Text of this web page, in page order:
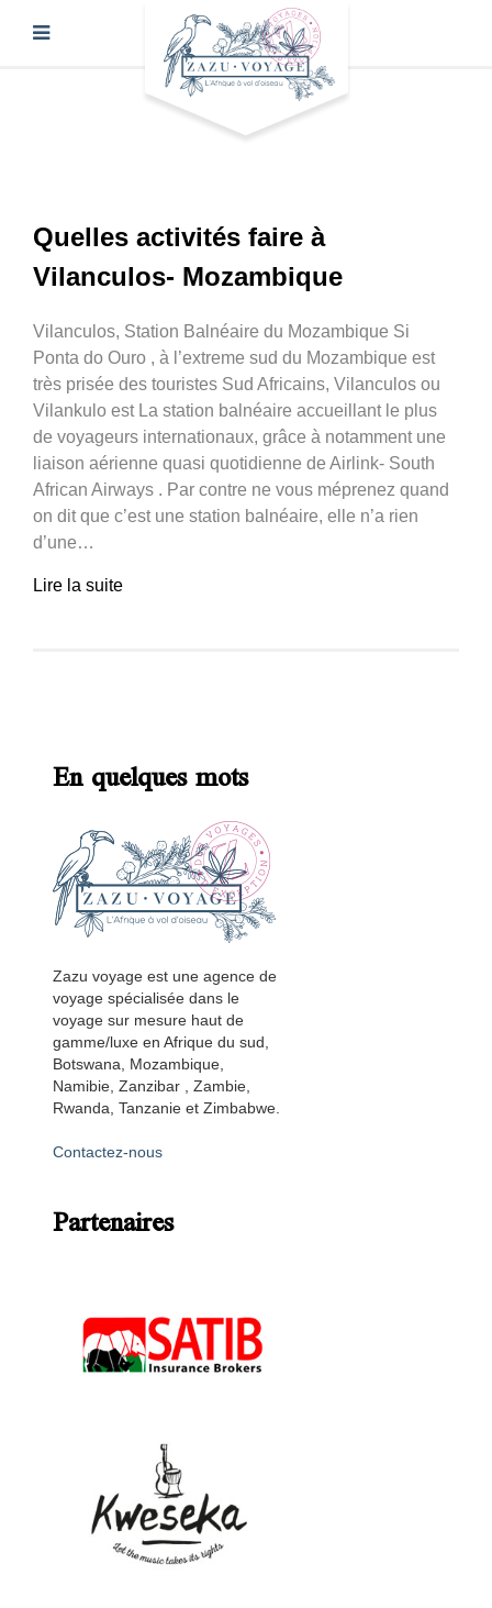
Quelles activités faire à
Vilanculos- Mozambique
Vilanculos, Station Balnéaire du Mozambique Si
Ponta do Ouro , à l’extreme sud du Mozambique est
très prisée des touristes Sud Africains, Vilanculos ou
Vilankulo est La station balnéaire accueillant le plus
de voyageurs internationaux, grâce à notamment une
liaison aérienne quasi quotidienne de Airlink- South
African Airways . Par contre ne vous méprenez quand
on dit que c’est une station balnéaire, elle n’a rien
d’une…
Lire la suite
En quelques mots
Zazu voyage est une agence de
voyage spécialisée dans le
voyage sur mesure haut de
gamme/luxe en Afrique du sud,
Botswana, Mozambique,
Namibie, Zanzibar , Zambie,
Rwanda, Tanzanie et Zimbabwe.
Contactez-nous
Partenaires